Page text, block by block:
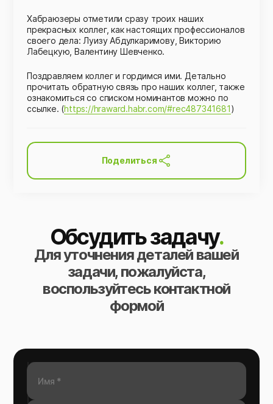
Хабраюзеры отметили сразу троих наших
прекрасных коллег, как настоящих профессионалов
своего дела: Луизу Абдулкаримову, Викторию
Лабецкую, Валентину Шевченко.
Поздравляем коллег и гордимся ими. Детально
прочитать обратную связь про наших коллег, также
ознакомиться со списком номинантов можно по
ссылке. (https://hraward.habr.com/#rec487341681)
Поделиться
Обсудить задачу.
Для уточнения деталей вашей
задачи, пожалуйста,
воспользуйтесь контактной
формой